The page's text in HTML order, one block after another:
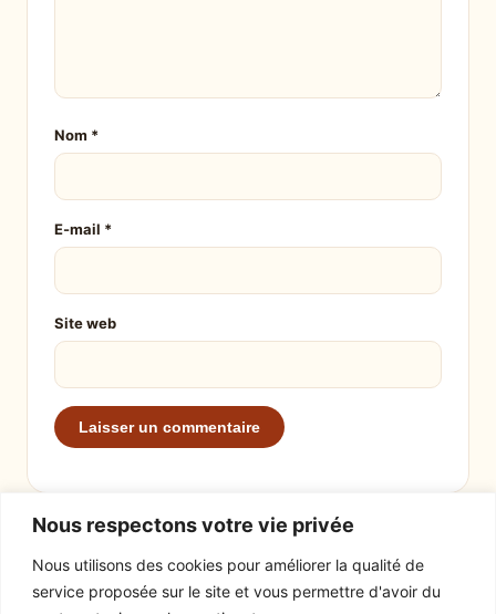
Nous respectons votre vie privée
Nous utilisons des cookies pour améliorer la qualité de
service proposée sur le site et vous permettre d'avoir du
Nom *
E-mail *
Site web